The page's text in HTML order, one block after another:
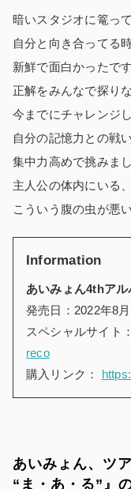
暗いスタジオに篭って
自分と向き合ってる
新鮮で面白かったです
正解をみんなで探り
今までにチャレンジ
自分の記憶力との戦
集中力高めで挑みまし
主人公の体内にいる
こういう腹の虫が悪
Information
あいみょん4thアル
発売日：2022年
スペシャルサイト：
reco
購入リンク：
あいみょん、ツ
“ま・あ・る”』